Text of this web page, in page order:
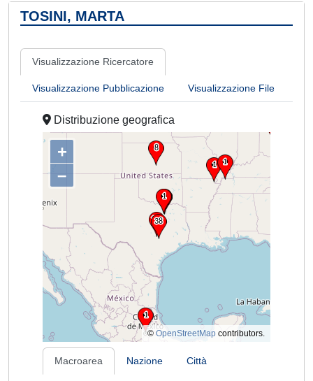
TOSINI, MARTA
Visualizzazione Ricercatore
Visualizzazione Pubblicazione Visualizzazione File
Distribuzione geografica
+
–
© OpenStreetMap contributors.
Macroarea Nazione Città